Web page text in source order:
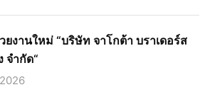
ยงานใหม่ “บริษัท จาโกต้า บราเดอร์ส
จำกัด“